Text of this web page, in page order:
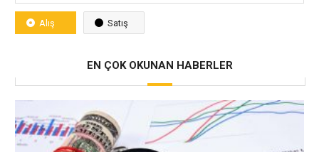
Alış Satış
EN ÇOK OKUNAN HABERLER